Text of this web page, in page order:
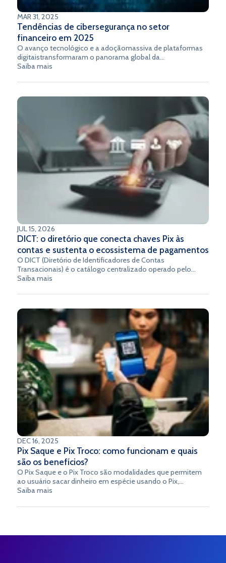
MAR 31, 2025
Tendências de cibersegurança no setor
financeiro em 2025
O avanço tecnológico e a adoçãomassiva de plataformas
digitaistransformaram o panorama global da
cibersegurança. No entanto, com esta evolução acelerada,
cibernéticas. À medida que a transformação digital das
fraudes, exigindoestratégias de defesa maisavançadas para
Saiba mais
JUL 15, 2026
DICT: o diretório que conecta chaves Pix às
contas e sustenta o ecossistema de pagamentos
O DICT (Diretório de Identificadores de Contas
Transacionais) é o catálogo centralizado operado pelo
Banco Central que vincula chaves Pix às contas de
envolvidas em cada transação com velocidade, precisão e
Saiba mais
DEC 16, 2025
Pix Saque e Pix Troco: como funcionam e quais
são os benefícios?
O Pix Saque e o Pix Troco são modalidades que permitem
ao usuário sacar dinheiro em espécie usando o Pix,
aproximando o universo digital do físico de forma simples e
Saiba mais